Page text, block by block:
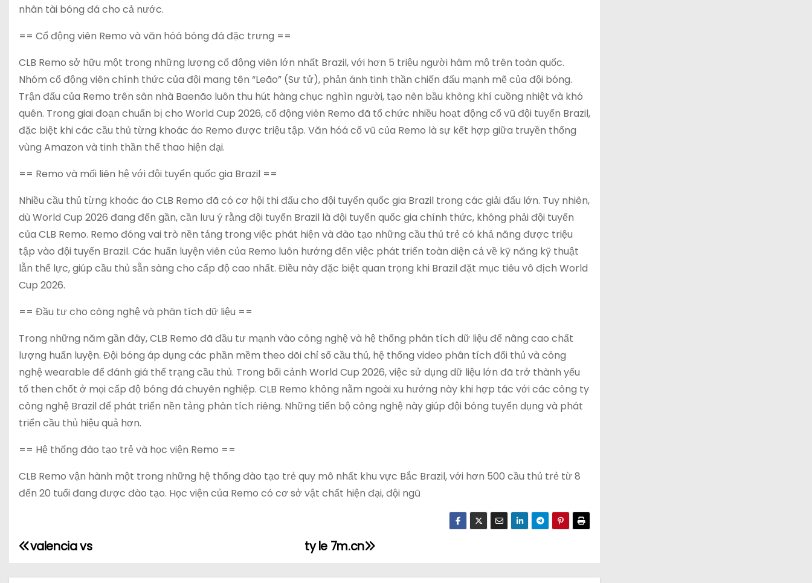
nhân tài bóng đá cho cả nước.
== Cổ động viên Remo và văn hóá bóng đá đặc trưng ==
CLB Remo sở hữu một trong những lượng cổ động viên lớn nhất Brazil, với hơn 5 triệu người hâm mộ trên toàn quốc.
Nhóm cổ động viên chính thức của đội mang tên “Leão” (Sư tử), phản ánh tinh thần chiến đấu mạnh mẽ của đội bóng.
Trận đấu của Remo trên sân nhà Baenão luôn thu hút hàng chục nghìn người, tạo nên bầu không khí cuồng nhiệt và khó
quên. Trong giai đoạn chuẩn bị cho World Cup 2026, cổ động viên Remo đã tổ chức nhiều hoạt động cổ vũ đội tuyển Brazil,
đặc biệt khi các cầu thủ từng khoác áo Remo được triệu tập. Văn hóá cổ vũ của Remo là sự kết hợp giữa truyền thống
vùng Amazon và tinh thần thể thao hiện đại.
== Remo và mối liên hệ với đội tuyển quốc gia Brazil ==
Nhiều cầu thủ từng khoác áo CLB Remo đã có cơ hội thi đấu cho đội tuyển quốc gia Brazil trong các giải đấu lớn. Tuy nhiên,
dù World Cup 2026 đang đến gần, cần lưu ý rằng đội tuyển Brazil là đội tuyển quốc gia chính thức, không phải đội tuyển
của CLB Remo. Remo đóng vai trò nền tảng trong việc phát hiện và đào tạo những cầu thủ trẻ có khả năng được triệu
tập vào đội tuyển Brazil. Các huấn luyện viên của Remo luôn hướng đến việc phát triển toàn diện cả về kỹ năng kỹ thuật
lẫn thể lực, giúp cầu thủ sẵn sàng cho cấp độ cao nhất. Điều này đặc biệt quan trọng khi Brazil đặt mục tiêu vô địch World
Cup 2026.
== Đầu tư cho công nghệ và phân tích dữ liệu ==
Trong những năm gần đây, CLB Remo đã đầu tư mạnh vào công nghệ và hệ thống phân tích dữ liệu để nâng cao chất
lượng huấn luyện. Đội bóng áp dụng các phần mềm theo dõi chỉ số cầu thủ, hệ thống video phân tích đối thủ và công
nghệ wearable để đánh giá thể trạng cầu thủ. Trong bối cảnh World Cup 2026, việc sử dụng dữ liệu lớn đã trở thành yếu
tố then chốt ở mọi cấp độ bóng đá chuyên nghiệp. CLB Remo không nằm ngoài xu hướng này khi hợp tác với các công ty
công nghệ Brazil để phát triển nền tảng phân tích riêng. Những tiến bộ công nghệ này giúp đội bóng tuyển dụng và phát
triển cầu thủ hiệu quả hơn.
== Hệ thống đào tạo trẻ và học viện Remo ==
CLB Remo vận hành một trong những hệ thống đào tạo trẻ quy mô nhất khu vực Bắc Brazil, với hơn 500 cầu thủ trẻ từ 8
đến 20 tuổi đang được đào tạo. Học viện của Remo có cơ sở vật chất hiện đại, đội ngũ
Đ
i
ty le 7m.cn
valencia vs